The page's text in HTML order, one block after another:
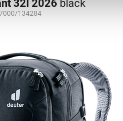
32l 2026 black
134284